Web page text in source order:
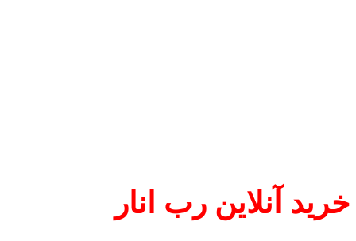
خرید آنلاین رب انار